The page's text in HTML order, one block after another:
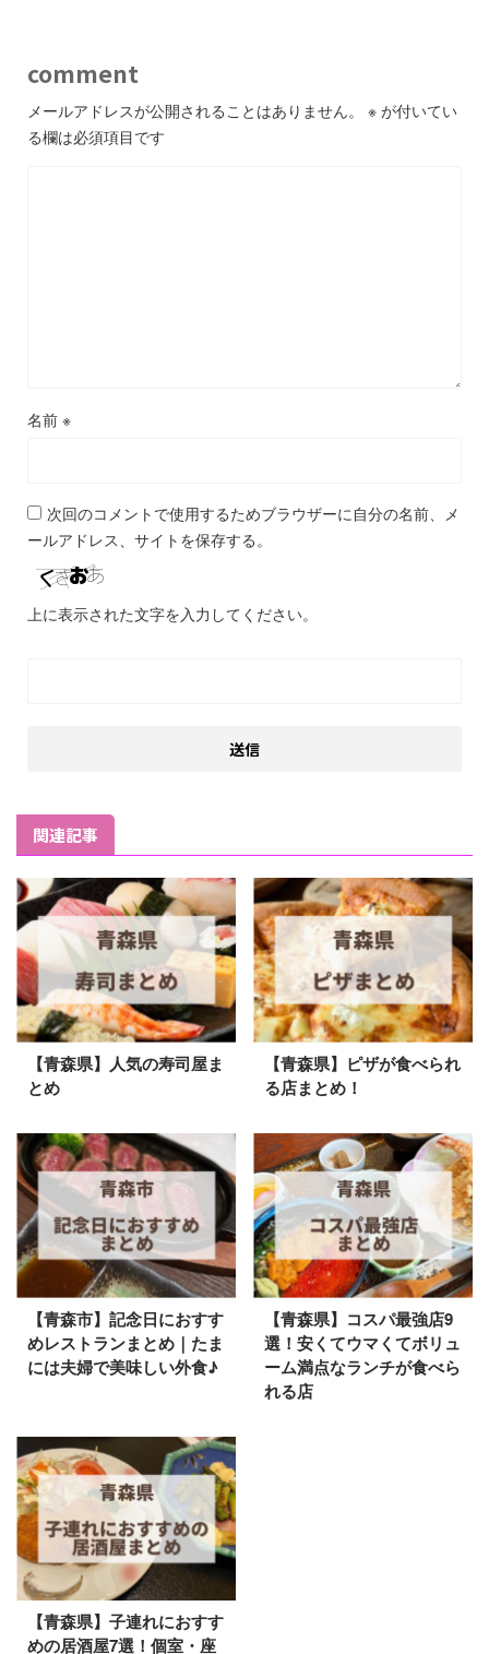
comment
メールアドレスが公開されることはありません。 ※ が付いてい
る欄は必須項目です
名前 ※
次回のコメントで使用するためブラウザーに自分の名前、メ
ールアドレス、サイトを保存する。
上に表示された文字を入力してください。
関連記事
【青森県】人気の寿司屋ま
とめ
【青森県】ピザが食べられ
る店まとめ！
【青森市】記念日におすす
めレストランまとめ｜たま
には夫婦で美味しい外食♪
【青森県】コスパ最強店9
選！安くてウマくてボリュ
ーム満点なランチが食べら
れる店
【青森県】子連れにおすす
めの居酒屋7選！個室・座